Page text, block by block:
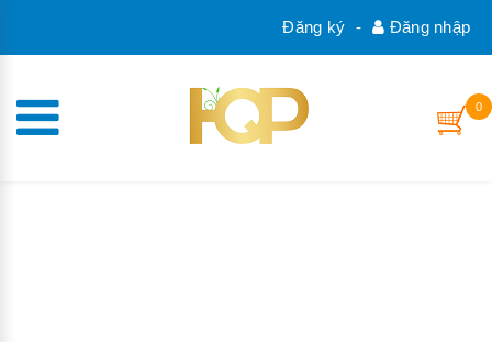
Đăng nhập
-
Đăng ký
0